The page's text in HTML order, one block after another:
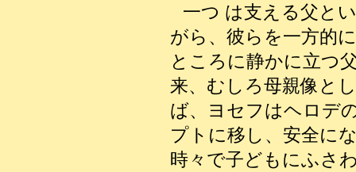
一つ は支える父と
がら、彼らを一方的
ところに静かに立つ
来、むしろ母親像と
ば、ヨセフはヘロデ
プトに移し、安全に
時々で子どもにふさ